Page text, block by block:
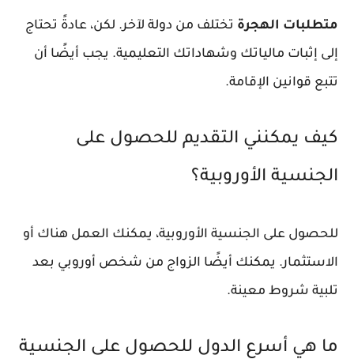
متطلبات الهجرةتختلف من دولة لآخر. لكن، عادةً تحتاج
إلى إثبات مالياتك وشهاداتك التعليمية. يجب أيضًا أن
تتبع قوانين الإقامة.
كيف يمكنني التقديم للحصول على
الجنسية الأوروبية؟
للحصول على الجنسية الأوروبية، يمكنك العمل هناك أو
الاستثمار. يمكنك أيضًا الزواج من شخص أوروبي بعد
تلبية شروط معينة.
ما هي أسرع الدول للحصول على الجنسية